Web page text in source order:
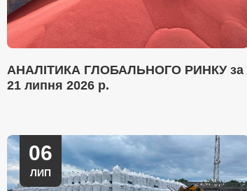
АНАЛІТИКА ГЛОБАЛЬНОГО РИНКУ за
21 липня 2026 р.
06
ЛИП